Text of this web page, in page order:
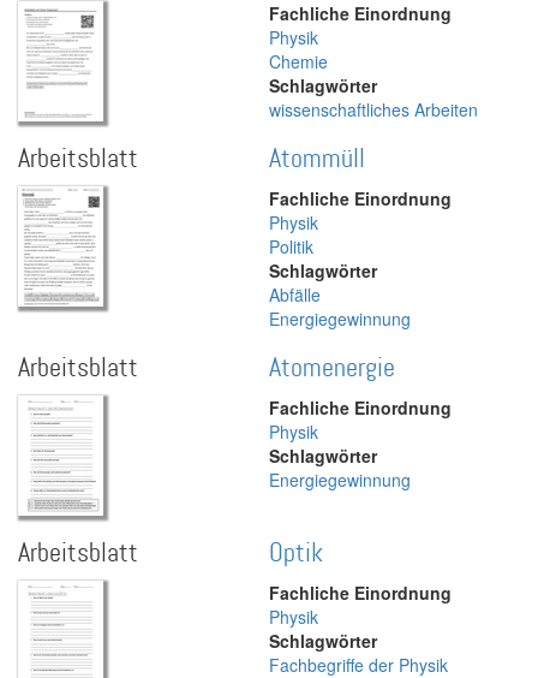
Fachliche Einordnung
Physik
Chemie
Schlagwörter
wissenschaftliches Arbeiten
Arbeitsblatt Atommüll
Fachliche Einordnung
Physik
Politik
Schlagwörter
Abfälle
Energiegewinnung
Arbeitsblatt Atomenergie
Fachliche Einordnung
Physik
Schlagwörter
Energiegewinnung
Arbeitsblatt Optik
Fachliche Einordnung
Physik
Schlagwörter
Fachbegriffe der Physik